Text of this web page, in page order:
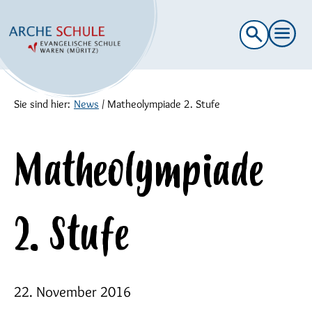
Suche
nach:
Sie sind hier: News / Matheolympiade 2. Stufe
Matheolympiade
2. Stufe
22. November 2016